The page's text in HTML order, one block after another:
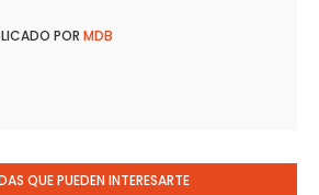
POR MDB
QUE PUEDEN INTERESARTE